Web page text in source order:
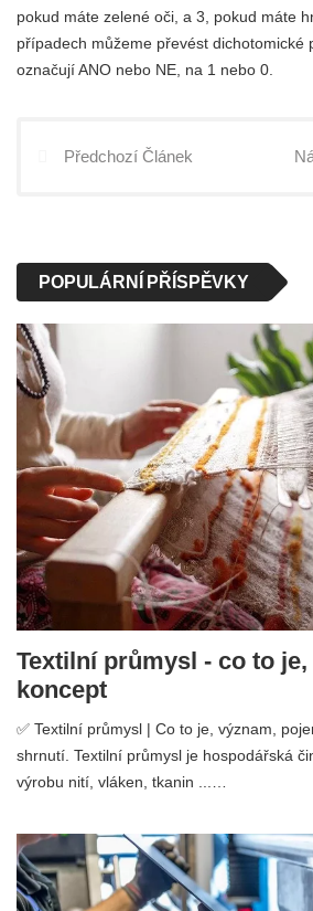
pokud máte zelené oči, a 3, pokud máte
případech můžeme převést dichotomické
označují ANO nebo NE, na 1 nebo 0.
Předchozí Článek
POPULÁRNÍ PŘÍSPĚVKY
Textilní průmysl - co to
koncept
✅ Textilní průmysl | Co to je, význam,
shrnutí. Textilní průmysl je hospodářská
výrobu nití, vláken, tkanin ...…